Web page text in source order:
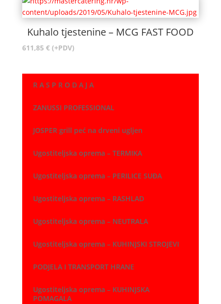
Kuhalo tjestenine – MCG FAST FOOD
611,85 € (+PDV)
R A S P R O D A J A
ZANUSSI PROFESSIONAL
JOSPER grill peć na drveni ugljen
Ugostiteljska oprema – TERMIKA
Ugostiteljska oprema – PERILICE SUĐA
Ugostiteljska oprema – RASHLAD
Ugostiteljska oprema – NEUTRALA
Ugostiteljska oprema – KUHINJSKI STROJEVI
PODJELA I TRANSPORT HRANE
Ugostiteljska oprema – KUHINJSKA
POMAGALA